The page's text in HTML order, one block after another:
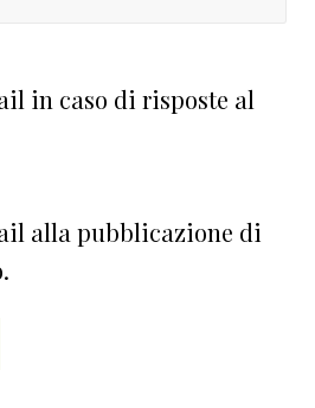
in caso di risposte al
alla pubblicazione di